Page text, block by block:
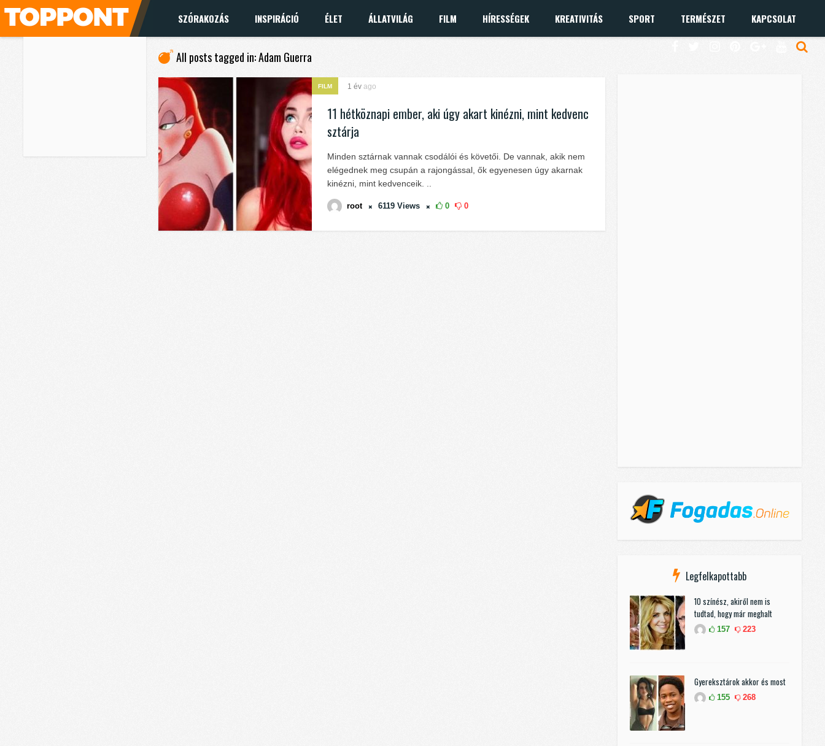
SZÓRAKOZÁS INSPIRÁCIÓ ÉLET ÁLLATVILÁG FILM HÍRESSÉGEK KREATIVITÁS SPORT TERMÉSZET KAPCSOLAT
All posts tagged in: Adam Guerra
FILM 1 év ago
11 hétköznapi ember, aki úgy akart kinézni, mint kedvenc
sztárja
Minden sztárnak vannak csodálói és követői. De vannak, akik nem
elégednek meg csupán a rajongással, ők egyenesen úgy akarnak
kinézni, mint kedvenceik. ..
root 6119 Views 0 0
Legfelkapottabb
10 színész, akiről nem is
tudtad, hogy már meghalt
157 223
Gyereksztárok akkor és most
155 268